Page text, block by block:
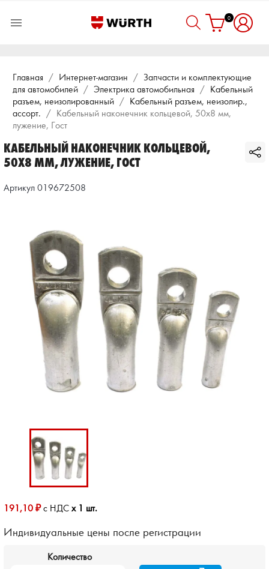
 0
Главная Интернет-магазин
Запчасти и комплектующие
для автомобилей
Электрика автомобильная
Кабельный
разъем, неизолированный
Кабельный разъем, неизолир.,
ассорт.
Кабельный наконечник кольцевой, 50х8 мм,
лужение, Гост
КАБЕЛЬНЫЙ НАКОНЕЧНИК КОЛЬЦЕВОЙ,
50Х8 ММ, ЛУЖЕНИЕ, ГОСТ
Артикул 019672508
191,10 ₽с НДСx 1 шт.
Индивидуальные цены после регистрации
Количество